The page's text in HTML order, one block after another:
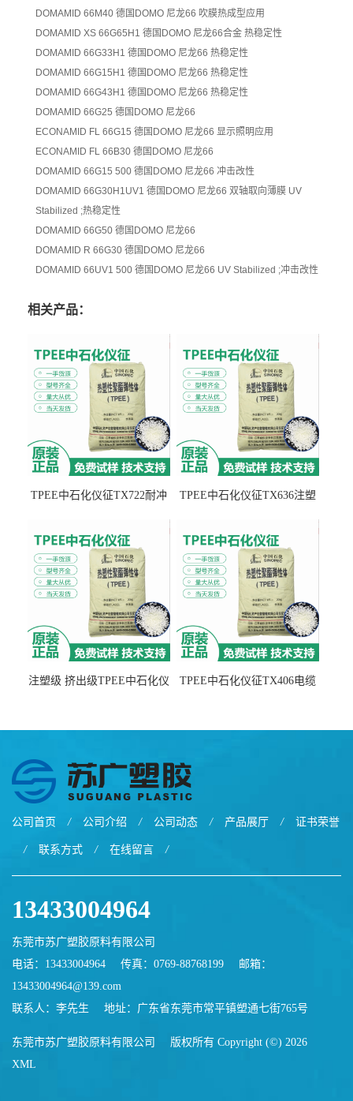
DOMAMID 66M40 德国DOMO 尼龙66 吹膜热成型应用
DOMAMID XS 66G65H1 德国DOMO 尼龙66合金 热稳定性
DOMAMID 66G33H1 德国DOMO 尼龙66 热稳定性
DOMAMID 66G15H1 德国DOMO 尼龙66 热稳定性
DOMAMID 66G43H1 德国DOMO 尼龙66 热稳定性
DOMAMID 66G25 德国DOMO 尼龙66
ECONAMID FL 66G15 德国DOMO 尼龙66 显示照明应用
ECONAMID FL 66B30 德国DOMO 尼龙66
DOMAMID 66G15 500 德国DOMO 尼龙66 冲击改性
DOMAMID 66G30H1UV1 德国DOMO 尼龙66 双轴取向薄膜 UV
Stabilized ;热稳定性
DOMAMID 66G50 德国DOMO 尼龙66
DOMAMID R 66G30 德国DOMO 尼龙66
DOMAMID 66UV1 500 德国DOMO 尼龙66 UV Stabilized ;冲击改性
相关产品：
TPEE中石化仪征TX722耐冲
TPEE中石化仪征TX636注塑
注塑级 挤出级TPEE中石化仪
TPEE中石化仪征TX406电缆
公司首页 / 公司介绍 / 公司动态 / 产品展厅 / 证书荣誉
/ 联系方式 / 在线留言 /
13433004964
东莞市苏广塑胶原料有限公司
电话：13433004964
传真：0769-88768199
邮箱：
13433004964@139.com
联系人：李先生
地址：广东省东莞市常平镇塑通七街765号
东莞市苏广塑胶原料有限公司
版权所有 Copyright (©) 2026
XML